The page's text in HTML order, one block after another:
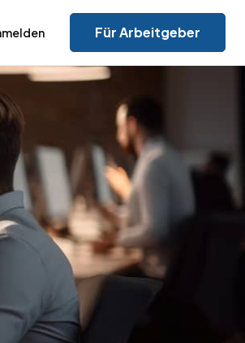
Für Arbeitgeber